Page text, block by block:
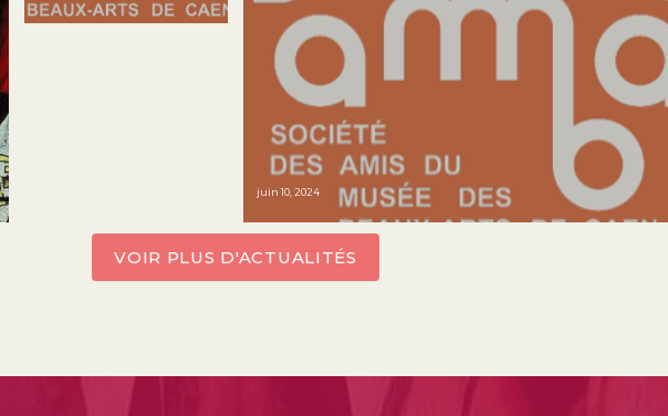
juin 10, 2024
VOIR PLUS D'ACTUALITÉS